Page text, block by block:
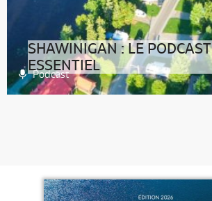
Podcast
SHAWINIGAN : LE PODCAST
ESSENTIEL